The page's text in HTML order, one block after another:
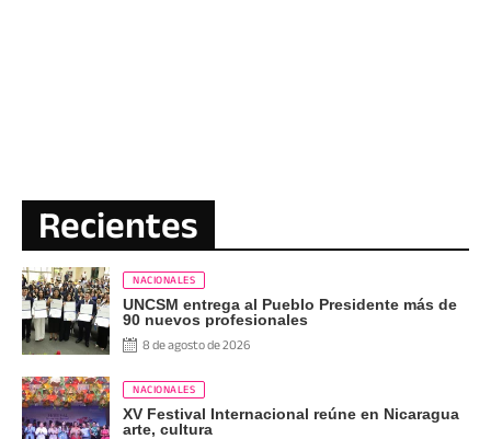
Recientes
NACIONALES
UNCSM entrega al Pueblo Presidente más de
90 nuevos profesionales
8 de agosto de 2026
NACIONALES
XV Festival Internacional reúne en Nicaragua
arte, cultura